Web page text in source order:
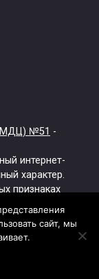
(МДЦ) №51 -
интернет-
характер.
признаках
сайт, мы